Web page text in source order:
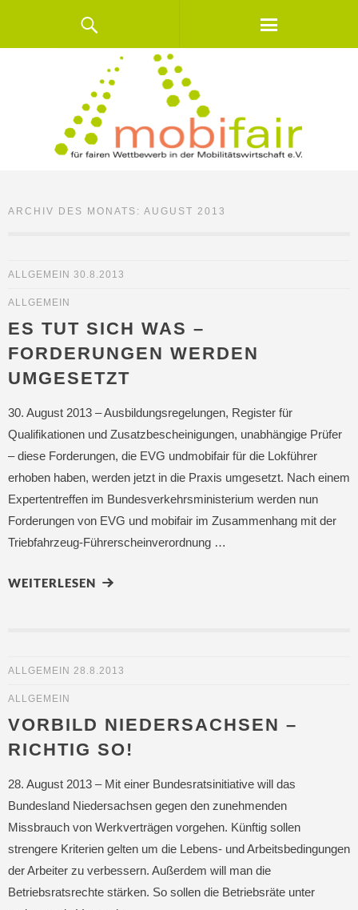
ARCHIV DES MONATS: AUGUST 2013
ALLGEMEIN 30.8.2013
ALLGEMEIN
ES TUT SICH WAS –
FORDERUNGEN WERDEN
UMGESETZT
30. August 2013 – Ausbildungsregelungen, Register für
Qualifikationen und Zusatzbescheinigungen, unabhängige Prüfer
– diese Forderungen, die EVG undmobifair für die Lokführer
erhoben haben, werden jetzt in die Praxis umgesetzt. Nach einem
Expertentreffen im Bundesverkehrsministerium werden nun
Forderungen von EVG und mobifair im Zusammenhang mit der
Triebfahrzeug-Führerscheinverordnung …
WEITERLESEN
ALLGEMEIN 28.8.2013
ALLGEMEIN
VORBILD NIEDERSACHSEN –
RICHTIG SO!
28. August 2013 – Mit einer Bundesratsinitiative will das
Bundesland Niedersachsen gegen den zunehmenden
Missbrauch von Werkverträgen vorgehen. Künftig sollen
strengere Kriterien gelten um die Lebens- und Arbeitsbedingungen
der Arbeiter zu verbessern. Außerdem will man die
Betriebsratsrechte stärken. So sollen die Betriebsräte unter